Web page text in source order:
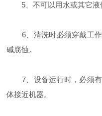
5、不可以用水或其它液
6、清洗时必须穿戴工作
碱腐蚀。
7、设备运行时，必须有
体接近机器。